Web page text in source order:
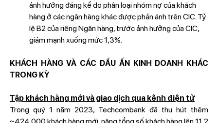
ảnh hưởng đáng kể do phân loại nhóm nợ của khách
hàng ở các ngân hàng khác được phản ánh trên CIC. Tỷ
lệ B2 của riêng Ngân hàng, trước ảnh hưởng của CIC,
giảm mạnh xuống mức 1,3%.
KHÁCH HÀNG VÀ CÁC DẤU ẤN KINH DOANH KHÁC
TRONG KỲ
Tập khách hàng mới và giao dịch qua kênh điện tử
Trong quý 1 năm 2023, Techcombank đã thu hút thêm